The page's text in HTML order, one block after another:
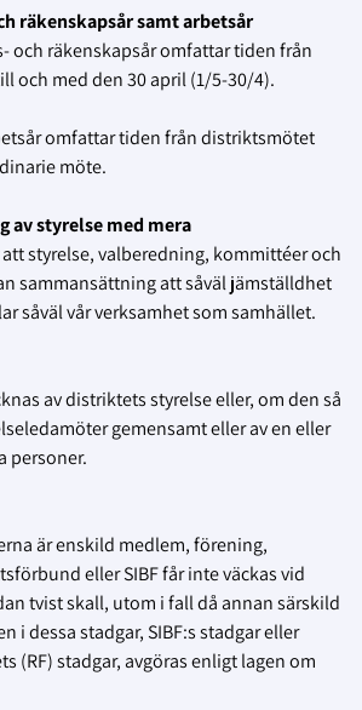
räkenskapsår samt arbetsår
och räkenskapsår omfattar tiden från
och med den 30 april (1/5-30/4).
omfattar tiden från distriktsmötet
möte.
av styrelse med mera
styrelse, valberedning, kommittéer och
sammansättning att såväl jämställdhet
såväl vår verksamhet som samhället.
av distriktets styrelse eller, om den så
gemensamt eller av en eller
personer.
är enskild medlem, förening,
eller SIBF får inte väckas vid
tvist skall, utom i fall då annan särskild
i dessa stadgar, SIBF:s stadgar eller
(RF) stadgar, avgöras enligt lagen om